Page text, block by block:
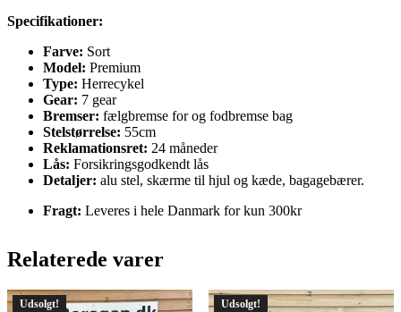
Specifikationer:
Farve: Sort
Model: Premium
Type: Herrecykel
Gear: 7 gear
Bremser: fælgbremse for og fodbremse bag
Stelstørrelse: 55cm
Reklamationsret: 24 måneder
Lås: Forsikringsgodkendt lås
Detaljer: alu stel, skærme til hjul og kæde, bagagebærer.
Fragt: Leveres i hele Danmark for kun 300kr
Relaterede varer
Udsolgt! Udsolgt!